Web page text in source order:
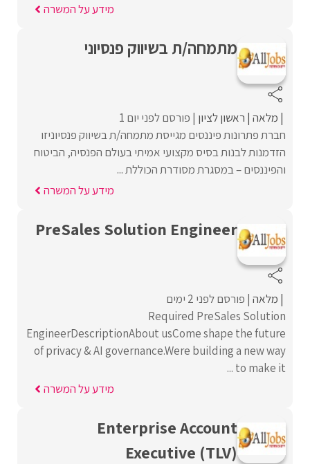
מידע על המשרה
מתמחה/ת בשיווק פנסיוני
מלאה ראשון לציון פורסם לפני יום 1
חברת פתרונות פיננסים מגייסת מתמחה/ת בשיווק פנסיוניזו
הזדמנות לבנות בסיס מקצועי אמיתי בעולם הפנסיה, הביטוח
והפיננסים – במסגרת מסודרת הכוללת ...
מידע על המשרה
PreSales Solution Engineer
מלאה פורסם לפני 2 ימים
Required PreSales Solution
EngineerDescriptionAbout usCome shape the future
of privacy & AI governance.Were building a new way
to make it ...
מידע על המשרה
Enterprise Account
Executive (TLV)